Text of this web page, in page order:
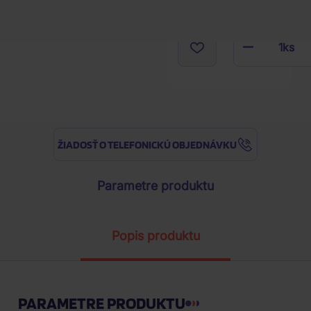
1ks
Parametre produktu
Popis produktu
ŽIADOSŤ O TELEFONICKÚ OBJEDNÁVKU
PARAMETRE PRODUKTU